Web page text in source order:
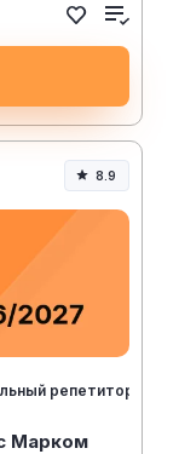
8.9
репетитор
Марком